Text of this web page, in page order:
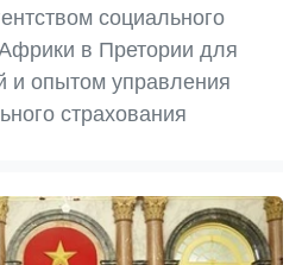
социального
в Претории для
опытом управления
страхования